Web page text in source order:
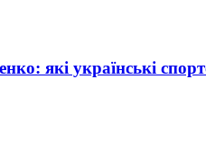
які українські